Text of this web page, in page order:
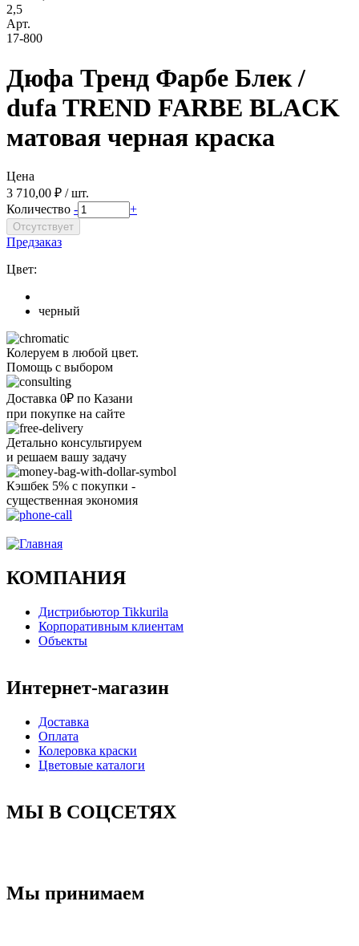
2,5
Арт.
17-800
Дюфа Тренд Фарбе Блек /
dufa TREND FARBE BLACK
матовая черная краска
Цена
3 710,00 ₽ / шт.
Количество - +
Предзаказ
Цвет:
черный
Колеруем в любой цвет.
Помощь с выбором
Доставка 0₽ по Казани
при покупке на сайте
Детально консультируем
и решаем вашу задачу
Кэшбек 5% с покупки -
существенная экономия
КОМПАНИЯ
Дистрибьютор Tikkurila
Корпоративным клиентам
Объекты
Интернет-магазин
Доставка
Оплата
Колеровка краски
Цветовые каталоги
МЫ В СОЦСЕТЯХ
Мы принимаем